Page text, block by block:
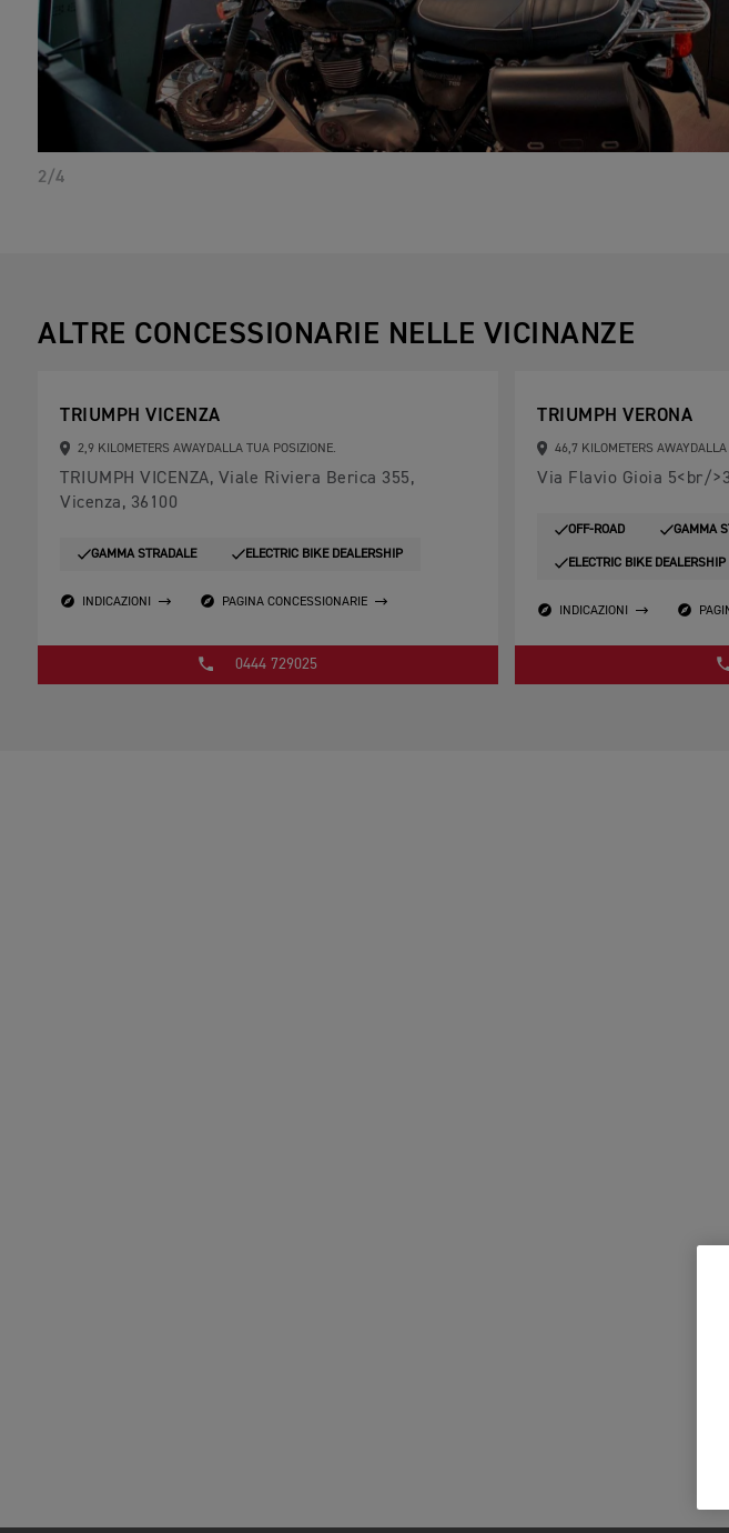
2/4
ALTRE CONCESSIONARIE NELLE VICINANZE
TRIUMPH VICENZA
2,9 KILOMETERS AWAYDALLA TUA POSIZIONE.
TRIUMPH VICENZA, Viale Riviera Berica 355,
Vicenza, 36100
GAMMA STRADALE ELECTRIC BIKE DEALERSHIP
INDICAZIONI PAGINA CONCESSIONARIE
0444 729025
TRIUMPH VERONA
46,7 KILOMETERS
Via Flavio Gioia 5<br/
OFF-ROAD GAMMA
ELECTRIC BIKE DEALERSHIP
INDICAZIONI